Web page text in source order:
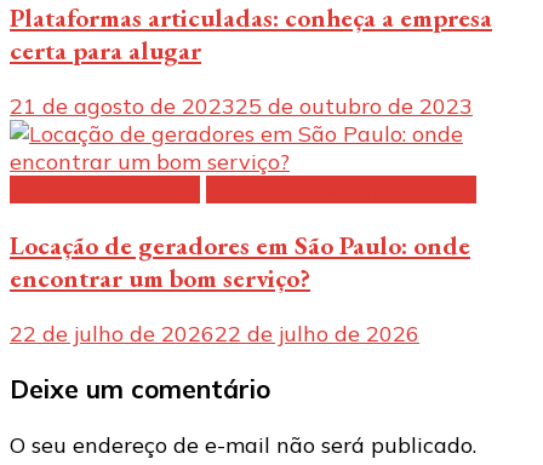
Plataformas articuladas: conheça a empresa
certa para alugar
21 de agosto de 202325 de outubro de 2023
Locação de geradores em São Paulo: onde
encontrar um bom serviço?
22 de julho de 202622 de julho de 2026
Deixe um comentário
O seu endereço de e-mail não será publicado.